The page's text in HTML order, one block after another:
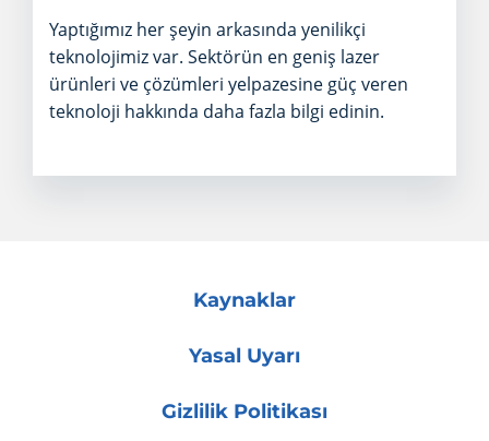
Yaptığımız her şeyin arkasında yenilikçi
teknolojimiz var. Sektörün en geniş lazer
ürünleri ve çözümleri yelpazesine güç veren
teknoloji hakkında daha fazla bilgi edinin.
Kaynaklar
Yasal Uyarı
Gizlilik Politikası